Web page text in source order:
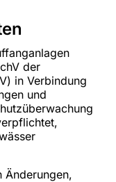
der
in Verbindung
und
Änderungen,